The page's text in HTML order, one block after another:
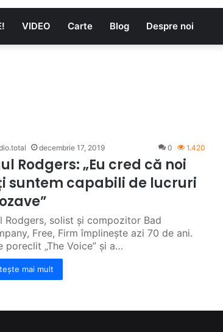
VIDEO Carte Blog Despre noi
decembrie 17, 2019 0 1.420
Rodgers: „Eu cred că noi
suntem capabili de lucruri
Rodgers, solist și compozitor Bad
Free, Firm împlinește azi 70 de ani.
poreclit „The Voice” și a…
mai mult